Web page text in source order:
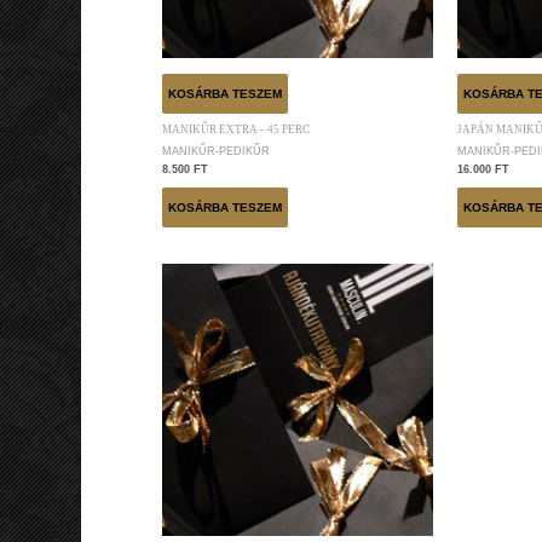
KOSÁRBA TESZEM
MANIKŰR EXTRA – 45 PERC
MANIKŰR-PEDIKŰR
8.500 FT
KOSÁRBA TESZEM
KOSÁRBA
JAPÁN
MANIKŰR-
16.000 FT
KOSÁRBA